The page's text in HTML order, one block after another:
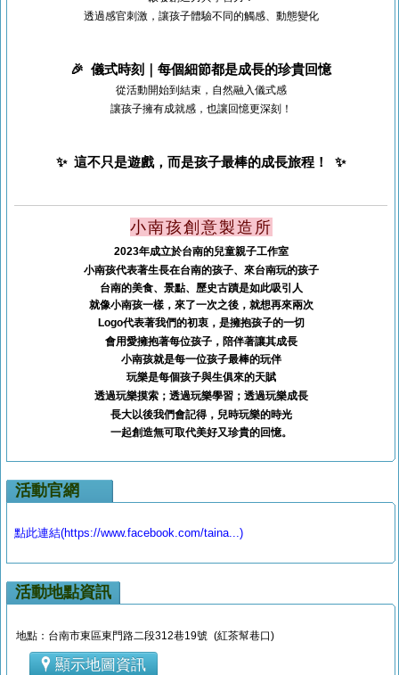
透過感官刺激，讓孩子體驗不同的觸感、動態變化
🎉 儀式時刻｜每個細節都是成長的珍貴回憶
從活動開始到結束，自然融入儀式感
讓孩子擁有成就感，也讓回憶更深刻！
✨ 這不只是遊戲，而是孩子最棒的成長旅程！ ✨
小南孩創意製造所
2023年成立於台南的兒童親子工作室
小南孩代表著生長在台南的孩子、來台南玩的孩子
台南的美食、景點、歷史古蹟是如此吸引人
就像小南孩一樣，來了一次之後，就想再來兩次
Logo代表著我們的初衷，是擁抱孩子的一切
會用愛擁抱著每位孩子，陪伴著讓其成長
小南孩就是每一位孩子最棒的玩伴
玩樂是每個孩子與生俱來的天賦
透過玩樂摸索；透過玩樂學習；透過玩樂成長
長大以後我們會記得，兒時玩樂的時光
一起創造無可取代美好又珍貴的回憶。
活動官網
點此連結(https://www.facebook.com/taina...)
活動地點資訊
地點：台南市東區東門路二段312巷19號 (紅茶幫巷口)
顯示地圖資訊